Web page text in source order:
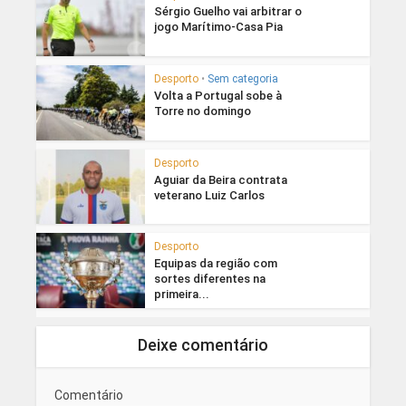
Sérgio Guelho vai arbitrar o
jogo Marítimo-Casa Pia
Desporto • Sem categoria
Volta a Portugal sobe à
Torre no domingo
Desporto
Aguiar da Beira contrata
veterano Luiz Carlos
Desporto
Equipas da região com
sortes diferentes na
primeira...
Deixe comentário
Comentário